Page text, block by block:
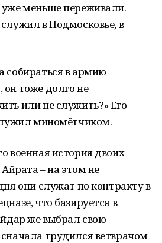
меньше переживали.
в Подмосковье, в
собираться в армию
тоже долго не
или не служить?» Его
миномётчиком.
военная история двоих
– на этом не
они служат по контракту в
что базируется в
же выбрал свою
трудился ветврачом